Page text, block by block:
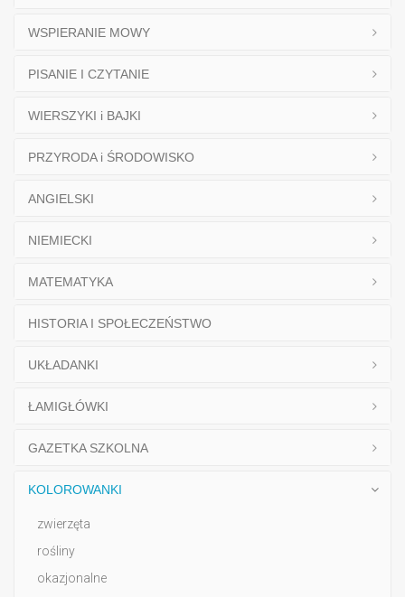
WSPIERANIE MOWY
PISANIE I CZYTANIE
WIERSZYKI i BAJKI
PRZYRODA i ŚRODOWISKO
ANGIELSKI
NIEMIECKI
MATEMATYKA
HISTORIA I SPOŁECZEŃSTWO
UKŁADANKI
ŁAMIGŁÓWKI
GAZETKA SZKOLNA
KOLOROWANKI
zwierzęta
rośliny
okazjonalne